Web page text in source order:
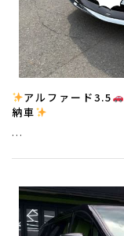
アルファード3.5
納車
…